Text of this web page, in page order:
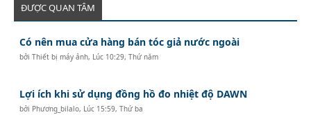
ĐƯỢC QUAN TÂM
Có nên mua cửa hàng bán tóc giả nước ngoài
bởiThiết bị máy ảnh, Lúc 10:29, Thứ năm
Lợi ích khi sử dụng đồng hồ đo nhiệt độ DAWN
bởi Phương_bilalo, Lúc 15:59, Thứ ba